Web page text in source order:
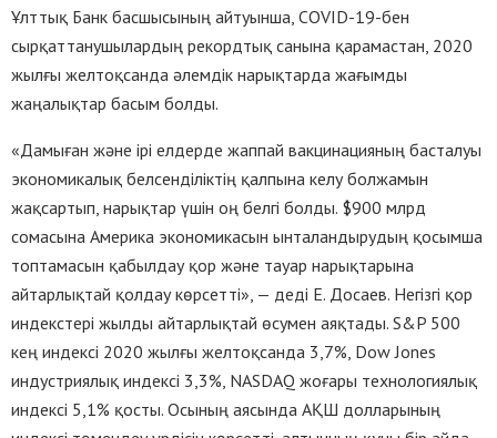
Ұлттық Банк басшысының айтуынша, COVID-19-бен
сырқаттанушылардың рекордтық санына қарамастан, 2020
жылғы желтоқсанда әлемдік нарықтарда жағымды
жаңалықтар басым болды.
«Дамыған және ірі елдерде жаппай вакцинацияның басталуы
экономикалық белсенділіктің қалпына келу болжамын
жақсартып, нарықтар үшін оң белгі болды. $900 млрд
сомасына Америка экономикасын ынталандырудың қосымша
топтамасын қабылдау қор және тауар нарықтарына
айтарлықтай қолдау көрсетті», — деді Е. Досаев. Негізгі қор
индекстері жылды айтарлықтай өсумен аяқтады. S&P 500
кең индексі 2020 жылғы желтоқсанда 3,7%, Dow Jones
индустриялық индексі 3,3%, NASDAQ жоғары технологиялық
индексі 5,1% қосты. Осының аясында АҚШ долларының